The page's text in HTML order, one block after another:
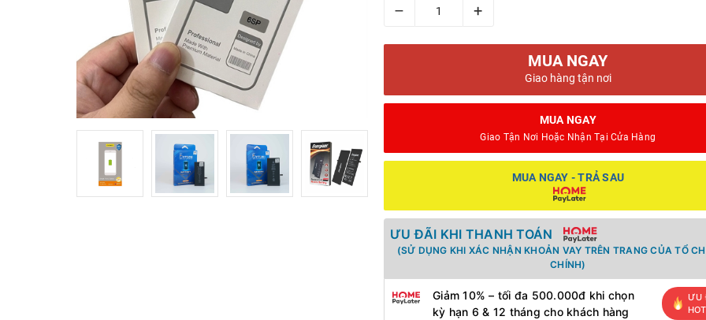
– +
MUA NGAY
Giao hàng tận nơi
MUA NGAY
Giao Tận Nơi Hoặc Nhận Tại Cửa Hàng
MUA NGAY - TRẢ SAU
ƯU ĐÃI KHI THANH TOÁN
(SỬ DỤNG KHI XÁC NHẬN KHOẢN VAY TRÊN TRANG CỦA TỔ
CHÍNH)
Giảm 10% – tối đa 500.000đ khi chọn
kỳ hạn 6 & 12 tháng cho khách hàng
ƯU
HOT